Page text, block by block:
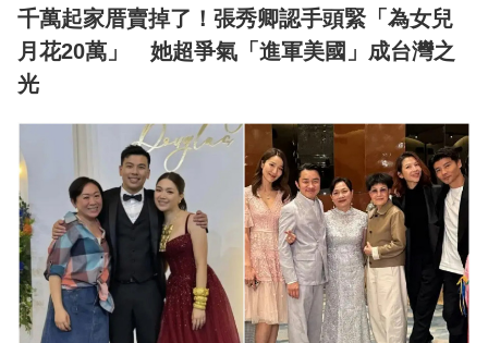
千萬起家厝賣掉了！張秀卿認手頭緊「為女兒
月花20萬」 她超爭氣「進軍美國」成台灣之
光